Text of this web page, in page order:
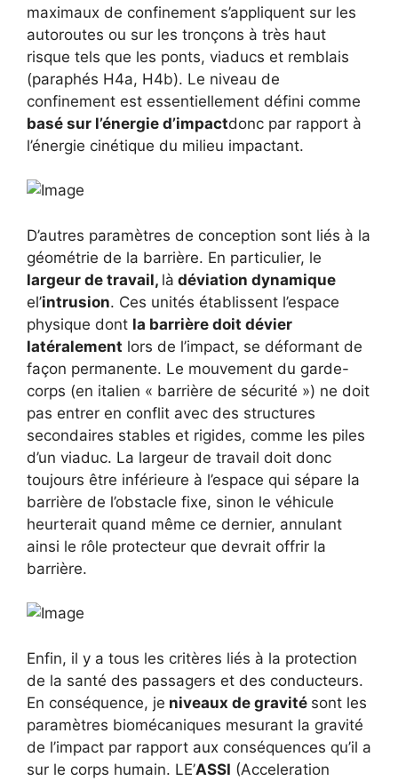
maximaux de confinement s’appliquent sur les
autoroutes ou sur les tronçons à très haut
risque tels que les ponts, viaducs et remblais
(paraphés H4a, H4b). Le niveau de
confinement est essentiellement défini comme
basé sur l’énergie d’impactdonc par rapport à
l’énergie cinétique du milieu impactant.
D’autres paramètres de conception sont liés à la
géométrie de la barrière. En particulier, le
largeur de travail, là déviation dynamique
el’intrusion. Ces unités établissent l’espace
physique dont la barrière doit dévier
latéralement lors de l’impact, se déformant de
façon permanente. Le mouvement du garde-
corps (en italien « barrière de sécurité ») ne doit
pas entrer en conflit avec des structures
secondaires stables et rigides, comme les piles
d’un viaduc. La largeur de travail doit donc
toujours être inférieure à l’espace qui sépare la
barrière de l’obstacle fixe, sinon le véhicule
heurterait quand même ce dernier, annulant
ainsi le rôle protecteur que devrait offrir la
barrière.
Enfin, il y a tous les critères liés à la protection
de la santé des passagers et des conducteurs.
En conséquence, je niveaux de gravité sont les
paramètres biomécaniques mesurant la gravité
de l’impact par rapport aux conséquences qu’il a
sur le corps humain. LE’ASSI (Acceleration